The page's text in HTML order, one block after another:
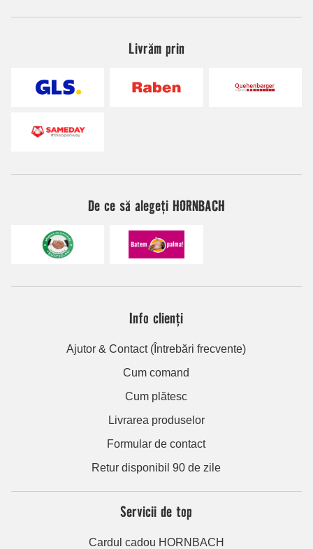
Livrăm prin
De ce să alegeți HORNBACH
Info clienți
Ajutor & Contact (Întrebări frecvente)
Cum comand
Cum plătesc
Livrarea produselor
Formular de contact
Retur disponibil 90 de zile
Servicii de top
Cardul cadou HORNBACH